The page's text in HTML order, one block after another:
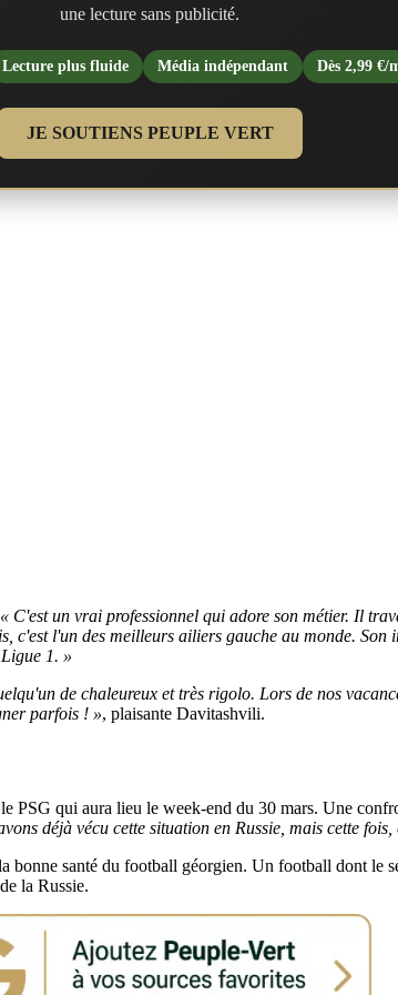
une lecture sans publicité.
Lecture plus fluide Média indépendant Dès 2,99 €/
JE SOUTIENS PEUPLE VERT
« C'est un vrai professionnel qui adore son métier. Il
c'est l'un des meilleurs ailiers gauche au monde.
1. »
de chaleureux et très rigolo. Lors de nos
parfois ! », plaisante Davitashvili.
PSG qui aura lieu le week-end du 30 mars. Une
déjà vécu cette situation en Russie, mais cette
santé du football géorgien. Un football dont le
la Russie.